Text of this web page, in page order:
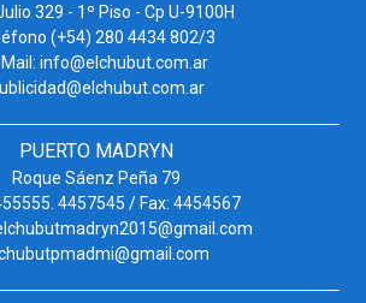
329 - 1º Piso - Cp U-9100H
(+54) 280 4434 802/3
Mail: info@elchubut.com.ar
PUERTO MADRYN
Roque Sáenz Peña 79
4457545 / Fax: 4454567